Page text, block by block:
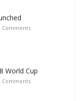
Comments
World Cup
Comments